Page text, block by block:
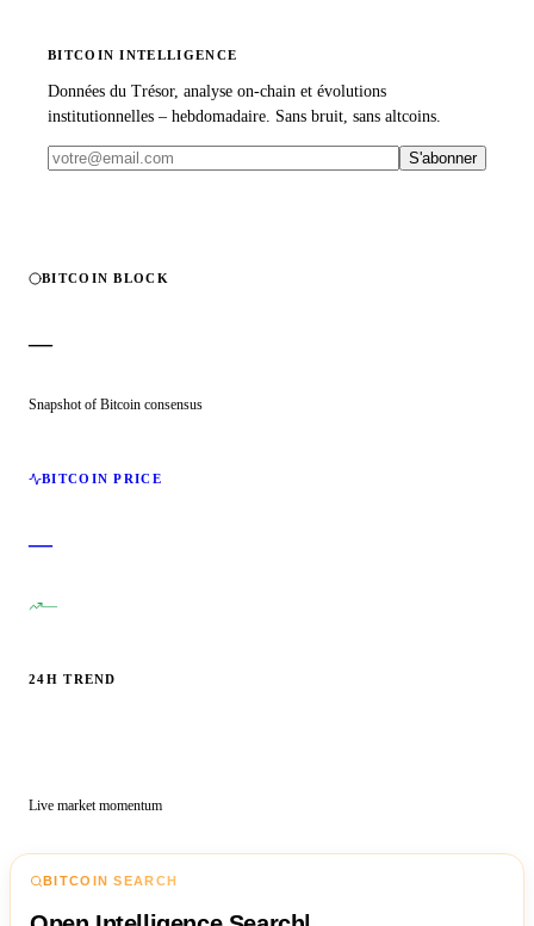
BITCOIN INTELLIGENCE
Données du Trésor, analyse on-chain et évolutions
institutionnelles – hebdomadaire. Sans bruit, sans altcoins.
S'abonner
BITCOIN BLOCK
—
Snapshot of Bitcoin consensus
BITCOIN PRICE
—
—
24H TREND
Live market momentum
BITCOIN SEARCH